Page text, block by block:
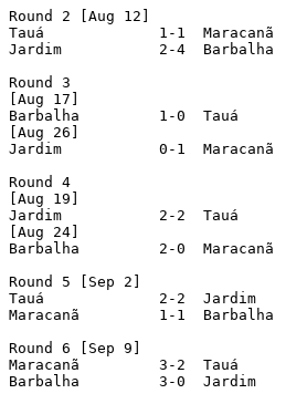
Round 2 [Aug 12]
Tauá		 1-1  Maracanã
Jardim		 2-4  Barbalha
Round 3
[Aug 17]
Barbalha	 1-0  Tauá
[Aug 26]
Jardim		 0-1  Maracanã
Round 4
[Aug 19]
Jardim		 2-2  Tauá
[Aug 24]
Barbalha	 2-0  Maracanã
Round 5 [Sep 2]
Tauá		 2-2  Jardim
Maracanã	 1-1  Barbalha
Round 6 [Sep 9]
Maracanã	 3-2  Tauá
Barbalha	 3-0  Jardim